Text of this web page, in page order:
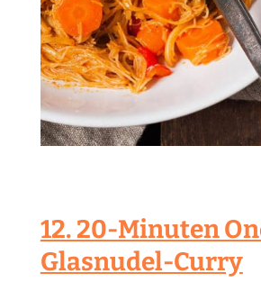
12. 20-Minuten
Glasnudel-Curry